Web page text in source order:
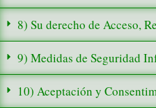
8) Su derecho de Acceso,
9) Medidas de Seguridad
10) Aceptación y